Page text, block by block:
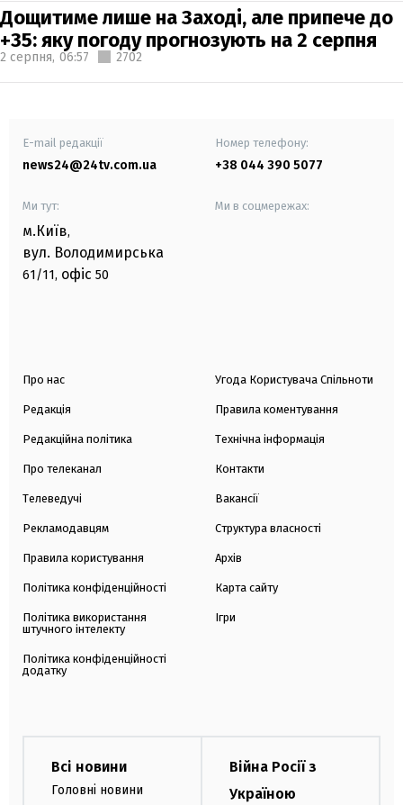
Дощитиме лише на Заході, але припече до
+35: яку погоду прогнозують на 2 серпня
2 серпня, 06:57 2702
E-mail редакції
news24@24tv.com.ua
Номер телефону:
+38 044 390 5077
Ми тут:
м.Київ,
вул. Володимирська
61/11, офіс 50
Ми в соцмережах:
Про нас
Редакція
Редакційна політика
Про телеканал
Телеведучі
Рекламодавцям
Правила користування
Політика конфіденційності
Політика використання
штучного інтелекту
Політика конфіденційності
додатку
Угода Користувача Спільноти
Правила коментування
Технічна інформація
Контакти
Вакансії
Структура власності
Архів
Карта сайту
Ігри
Всі новини
Головні новини
Війна Росії з
Україною